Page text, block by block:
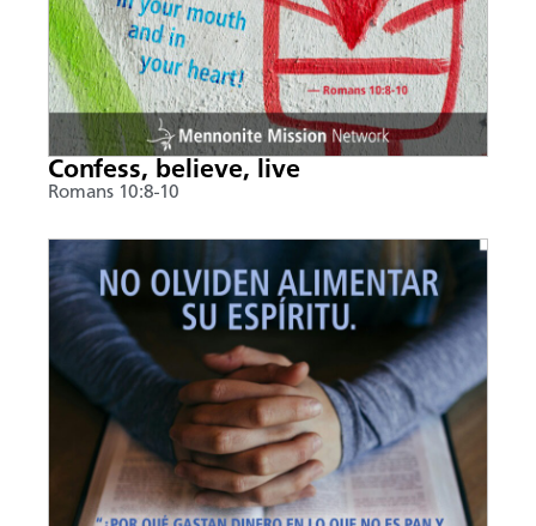
Confess, believe, live
Romans 10:8-10